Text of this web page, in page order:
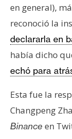
en general),
reconoció la
declararla en
había dicho
echó para
Esta fue la
Changpeng
Binance en